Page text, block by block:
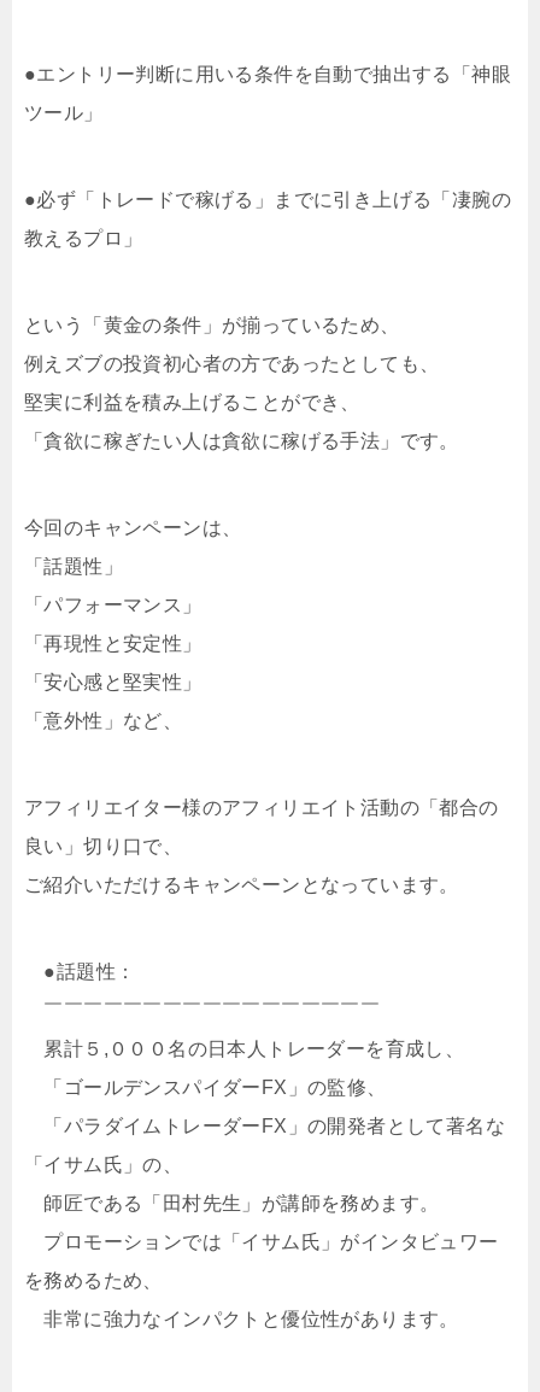
●エントリー判断に用いる条件を自動で抽出する「神眼
ツール」
●必ず「トレードで稼げる」までに引き上げる「凄腕の
教えるプロ」
という「黄金の条件」が揃っているため、
例えズブの投資初心者の方であったとしても、
堅実に利益を積み上げることができ、
「貪欲に稼ぎたい人は貪欲に稼げる手法」です。
今回のキャンペーンは、
「話題性」
「パフォーマンス」
「再現性と安定性」
「安心感と堅実性」
「意外性」など、
アフィリエイター様のアフィリエイト活動の「都合の
良い」切り口で、
ご紹介いただけるキャンペーンとなっています。
●話題性：
￣￣￣￣￣￣￣￣￣￣￣￣￣￣￣￣￣
累計５,０００名の日本人トレーダーを育成し、
「ゴールデンスパイダーFX」の監修、
「パラダイムトレーダーFX」の開発者として著名な
「イサム氏」の、
師匠である「田村先生」が講師を務めます。
プロモーションでは「イサム氏」がインタビュワー
を務めるため、
非常に強力なインパクトと優位性があります。